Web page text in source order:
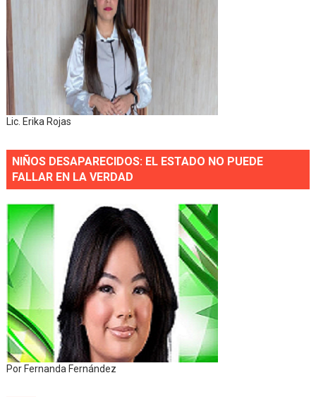
Lic. Erika Rojas
NIÑOS DESAPARECIDOS: EL ESTADO NO PUEDE
FALLAR EN LA VERDAD
Por Fernanda Fernández